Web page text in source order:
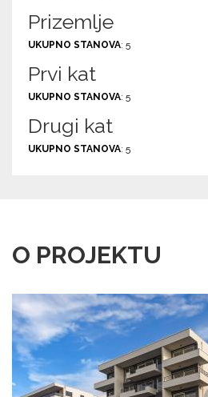
Prizemlje
UKUPNO STANOVA: 5
Prvi kat
UKUPNO STANOVA: 5
Drugi kat
UKUPNO STANOVA: 5
O PROJEKTU